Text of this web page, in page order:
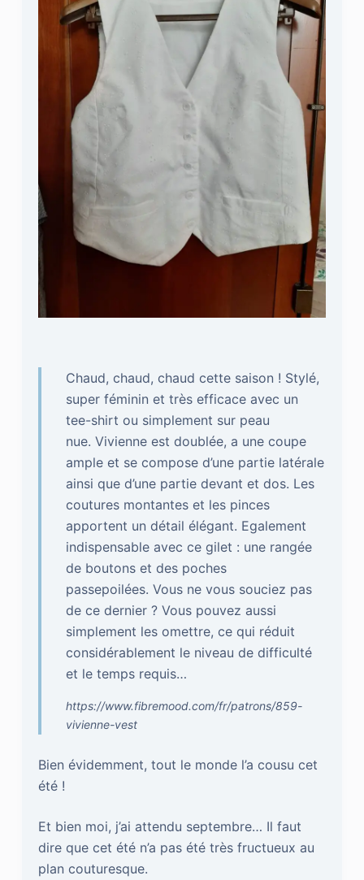
Chaud, chaud, chaud cette saison ! Stylé,
super féminin et très efficace avec un
tee-shirt ou simplement sur peau
nue. Vivienne est doublée, a une coupe
ample et se compose d’une partie latérale
ainsi que d’une partie devant et dos. Les
coutures montantes et les pinces
apportent un détail élégant. Egalement
indispensable avec ce gilet : une rangée
de boutons et des poches
passepoilées. Vous ne vous souciez pas
de ce dernier ? Vous pouvez aussi
simplement les omettre, ce qui réduit
considérablement le niveau de difficulté
et le temps requis…
https://www.fibremood.com/fr/patrons/859-
vivienne-vest
Bien évidemment, tout le monde l’a cousu cet
été !
Et bien moi, j’ai attendu septembre… Il faut
dire que cet été n’a pas été très fructueux au
plan couturesque.